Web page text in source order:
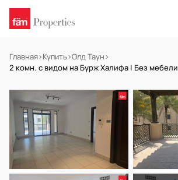
Главная›Купить›Олд Таун›
2 комн. с видом на Бурж Халифа | Без мебели
В АРЕНДУ Готов к заселению